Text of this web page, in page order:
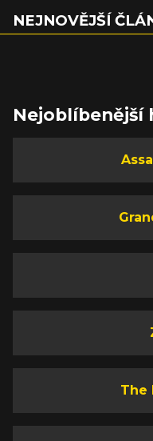
NEJNOVĚJŠÍ
Nejoblíbenější
The